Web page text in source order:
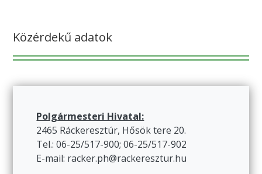
Közérdekű adatok
Polgármesteri Hivatal:
2465 Ráckeresztúr, Hősök tere 20.
Tel.: 06-25/517-900; 06-25/517-902
E-mail: racker.ph@rackeresztur.hu